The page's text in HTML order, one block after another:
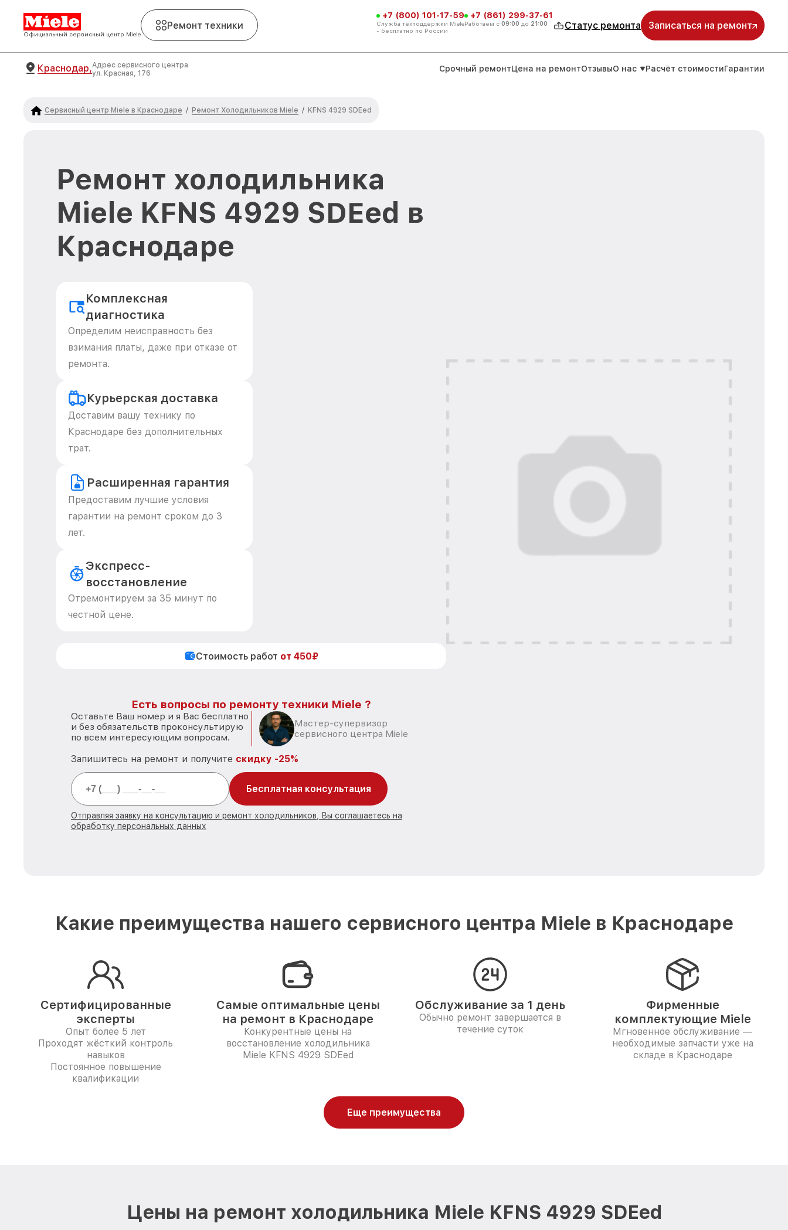
Официальный сервисный центр Miele
Ремонт техники
+7 (800) 101-17-59
Служба техподдержки Miele
- бесплатно по России
+7 (861) 299-37-61
Работаем с 09:00 до 21:00 Статус ремонта Записаться на ремонт
Краснодар,Адрес сервисного центра
ул. Красная, 176
Срочный ремонтЦена на ремонтОтзывыО нас Расчёт стоимостиГарантии
Сервисный центр Miele в Краснодаре / Ремонт Холодильников Miele / KFNS 4929 SDEed
Ремонт холодильника
Miele KFNS 4929 SDEed в
Краснодаре
Комплексная
диагностика
Определим неисправность без
взимания платы, даже при отказе от
ремонта.
Курьерская доставка
Доставим вашу технику по
Краснодаре без дополнительных
трат.
Расширенная гарантия
Предоставим лучшие условия
гарантии на ремонт сроком до 3
лет.
Экспресс-
восстановление
Отремонтируем за 35 минут по
честной цене.
Стоимость работ от 450₽
Есть вопросы по ремонту техники Miele ?
Оставьте Ваш номер и я Вас бесплатно
и без обязательств проконсультирую
по всем интересующим вопросам.
Мастер-супервизор
сервисного центра Miele
Запишитесь на ремонт и получите скидку -25%
Бесплатная консультация
Отправляя заявку на консультацию и ремонт холодильников, Вы соглашаетесь на
обработку персональных данных
Какие преимущества нашего сервисного центра Miele в Краснодаре
Сертифицированные
эксперты
Опыт более 5 лет
Проходят жёсткий контроль
навыков
Постоянное повышение
квалификации
Самые оптимальные цены
на ремонт в Краснодаре
Конкурентные цены на
восстановление холодильника
Miele KFNS 4929 SDEed
Обслуживание за 1 день
Обычно ремонт завершается в
течение суток
Фирменные
комплектующие Miele
Мгновенное обслуживание —
необходимые запчасти уже на
складе в Краснодаре
Еще преимущества
Цены на ремонт холодильника Miele KFNS 4929 SDEed